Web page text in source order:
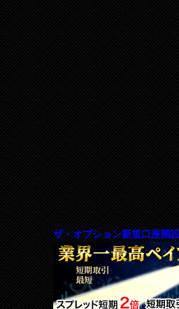
ザ・オプション新規口座開